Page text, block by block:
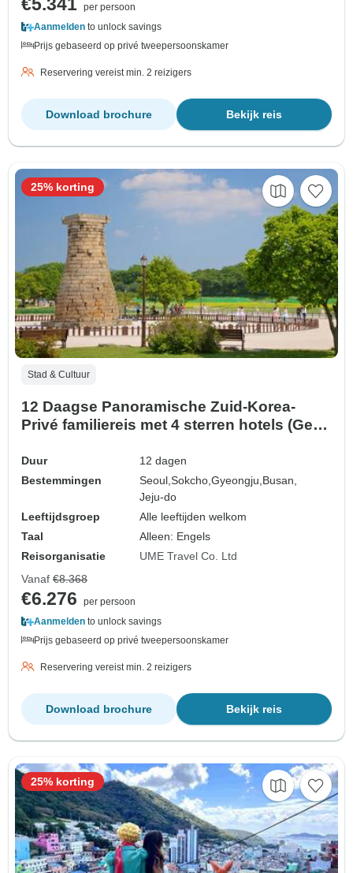
€5.341 per persoon
Aanmelden to unlock savings
Prijs gebaseerd op privé tweepersoonskamer
Reservering vereist min. 2 reizigers
Bekijk reis
Download brochure
Stad & Cultuur
12 Daagse Panoramische Zuid-Korea-
Privé familiereis met 4 sterren hotels (Geen
Duur
12 dagen
Bestemmingen
Seoul,Sokcho,Gyeongju, Busan,
Jeju-do
Leeftijdsgroep
Alle leeftijden welkom
Taal
Alleen: Engels
Reisorganisatie
UME Travel Co. Ltd
25% korting
Vanaf €8.368
€6.276
per persoon
Aanmelden to unlock savings
Prijs gebaseerd op privé tweepersoonskamer
Reservering vereist min. 2 reizigers
Bekijk reis
Download brochure
25% korting